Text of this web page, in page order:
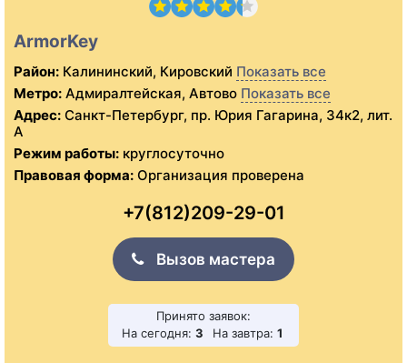
ArmorKey
Район: Калининский, Кировский Показать все
Метро: Адмиралтейская, Автово Показать все
Адрес: Санкт-Петербург, пр. Юрия Гагарина, 34к2, лит.
А
Режим работы: круглосуточно
Правовая форма: Организация проверена
+7(812)209-29-01
Вызов мастера
Принято заявок:
На сегодня: 3 На завтра: 1